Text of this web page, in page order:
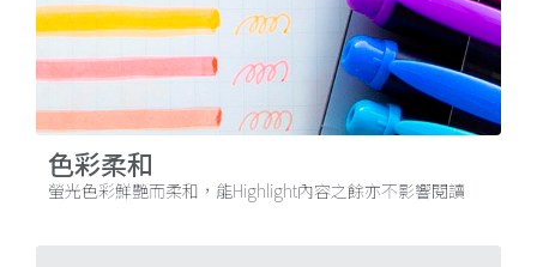
色彩柔和
螢光色彩鮮艷而柔和，能Highlight內容之餘亦不影響閱讀